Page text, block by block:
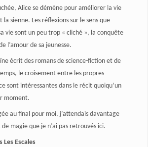
Alice se démène pour améliorer la vie
la sienne. Les réflexions sur le sens que
vie sont un peu trop « cliché », la conquête
l’amour de sa jeunesse.
écrit des romans de science-fiction et de
le croisement entre les propres
sont intéressantes dans le récit quoiqu’un
moment.
au final pour moi, j’attendais davantage
magie que je n’ai pas retrouvés ici.
Escales